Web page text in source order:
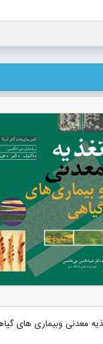
معدنی وبیماری های